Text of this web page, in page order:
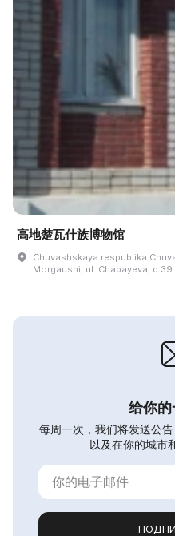
高地楚瓦什族博物馆
Chuvashskaya respublika
Morgaushi, ul. Chapayeva, d 39
给你的
每周一次，我们将发送公
以及在你的城市